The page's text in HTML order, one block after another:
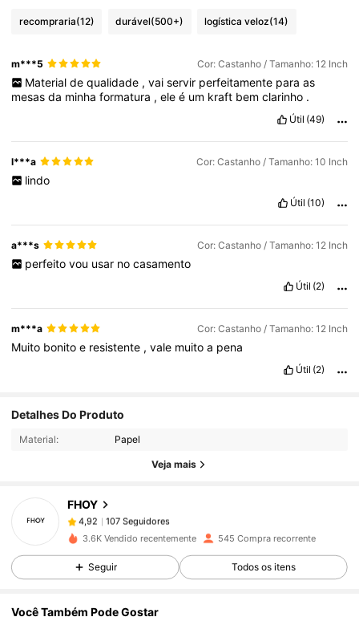
recompraria(12) durável(500+) logística veloz(14)
m***5 Cor: Castanho / Tamanho: 12 Inch
Material de qualidade , vai servir perfeitamente para as
mesasda minhaformatura ,eleé um kraft bemclarinho .
Útil (49)
l***a Cor: Castanho / Tamanho: 10 Inch
lindo
Útil (10)
a***s Cor: Castanho / Tamanho: 12 Inch
perfeito vou usar no casamento
Útil (2)
m***a Cor: Castanho / Tamanho: 12 Inch
Muito bonitoe resistente ,vale muitoa pena
Útil (2)
Detalhes Do Produto
Material: Papel
Veja mais
FHOY
4,92
107 Seguidores
t***t pago1 dia atrás
4,92 107 Seguidores
4,92 107 Seguidores
3.6K Vendido recentemente 545 Compra recorrente
Seguir Todos os itens
Você Também Pode Gostar